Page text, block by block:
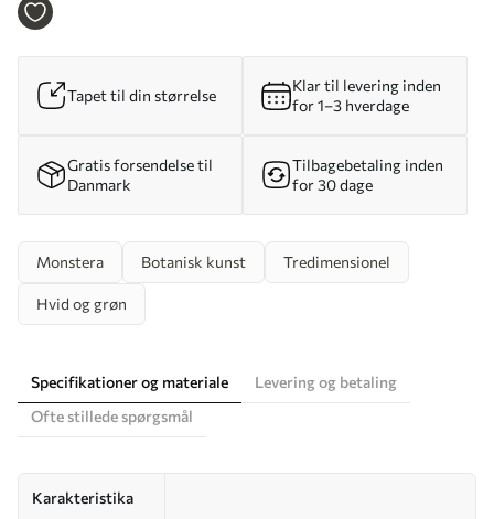
creme- og grønne nuancer Nr. w09883
Tapet til din størrelse
Klar til levering inden
for 1–3 hverdage
Gratis forsendelse til
Danmark
Tilbagebetaling inden
for 30 dage
Monstera Botanisk kunst Tredimensionel
Hvid og grøn
Specifikationer og materiale
Levering og betaling
Ofte stillede spørgsmål
Karakteristika